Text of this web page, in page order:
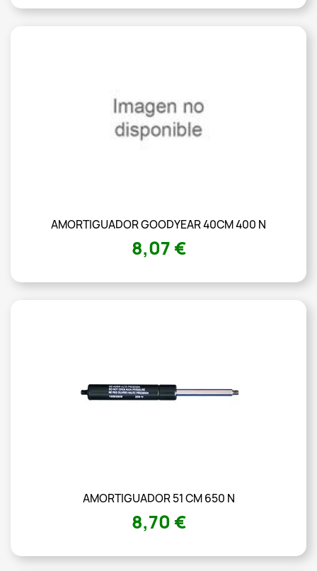
AMORTIGUADOR GOODYEAR 40CM 400 N
8,07 €
AMORTIGUADOR 51 CM 650 N
8,70 €